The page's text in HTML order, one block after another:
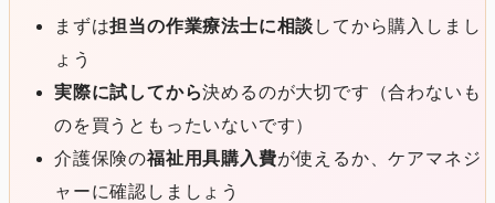
まずは担当の作業療法士に相談 してから購入しまし
ょう
実際に試してから決めるのが大切です（合わないも
のを買うともったいないです）
介護保険の福祉用具購入費が使えるか、ケアマネジ
ャーに確認しましょう